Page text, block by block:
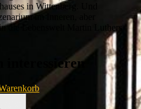
in Wittenberg. Und
im Inneren, aber
die Lebenswelt Martin Luthers
interessieren